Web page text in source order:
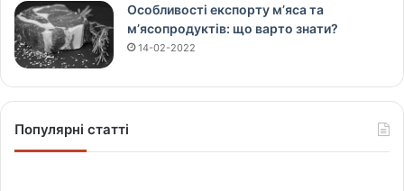
Особливості експорту м’яса та
м’ясопродуктів: що варто знати?
14-02-2022
Популярні статті